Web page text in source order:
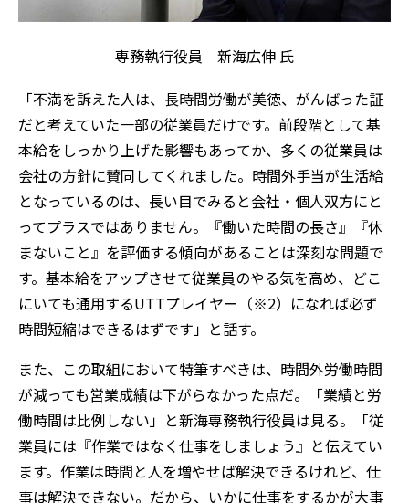
専務執行役員 新海広伸 氏
「不満を訴えた人は、長時間労働が美徳、がんばった証
だと考えていた一部の従業員だけです。前段階として基
本給をしっかり上げた影響もあってか、多くの従業員は
会社の方針に賛同してくれました。時間外手当が生活給
となっているのは、長い目でみると会社・個人双方にと
ってプラスではありません。『働いた時間の長さ』『休
まないこと』を評価する傾向があることは深刻な問題で
す。基本給をアップさせて従業員のやる気を高め、どこ
にいても通用するUTTプレイヤー（※2）になれば必ず
時間短縮はできるはずです」と話す。
また、この取組において特筆すべきは、時間外労働時間
が減っても営業成績は下がらなかった点だ。「業績と労
働時間は比例しない」と新海専務執行役員は見る。「従
業員には『作業ではなく仕事をしましょう』と伝えてい
ます。作業は時間と人を増やせば解決できるけれど、仕
事は解決できない。だから、いかに仕事をするかが大事